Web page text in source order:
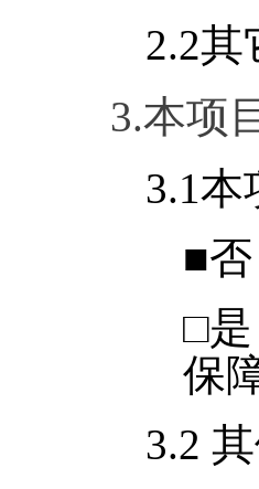
2.2其
3.本项
3.1本
■否
□
保
3.2